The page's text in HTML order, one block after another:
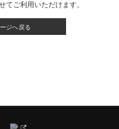
てご利用いただけます。
ジへ戻る